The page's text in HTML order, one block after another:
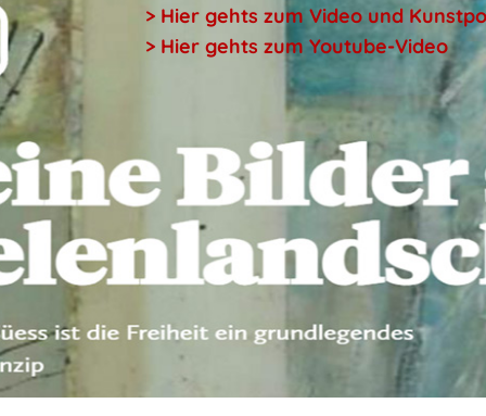
> Hier gehts zum Video und
> Hier gehts zum Youtube-Video